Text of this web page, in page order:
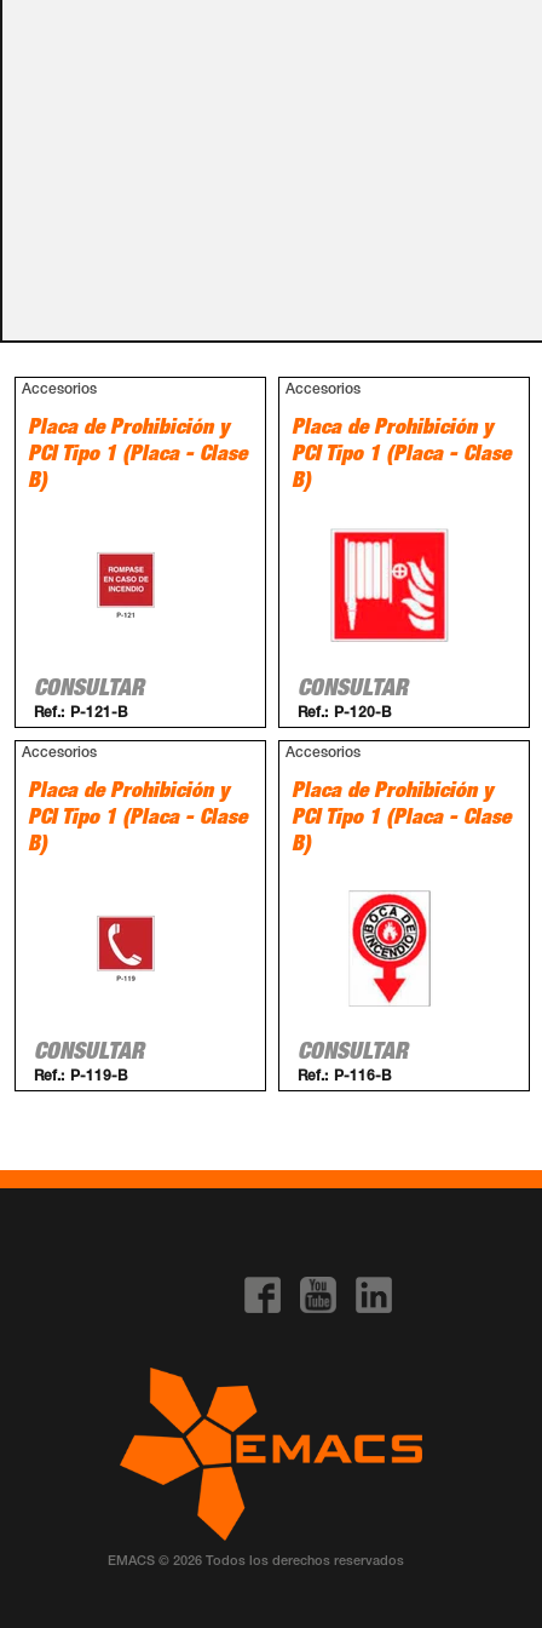
Accesorios
Placa de Prohibición y
PCI Tipo 1 (Placa - Clase
B)
CONSULTAR
Ref.: P-121-B
Accesorios
Placa de Prohibición y
PCI Tipo 1 (Placa - Clase
B)
CONSULTAR
Ref.: P-120-B
Accesorios
Placa de Prohibición y
PCI Tipo 1 (Placa - Clase
B)
CONSULTAR
Ref.: P-119-B
Accesorios
Placa de Prohibición y
PCI Tipo 1 (Placa - Clase
B)
CONSULTAR
Ref.: P-116-B
EMACS © 2026 Todos los derechos reservados